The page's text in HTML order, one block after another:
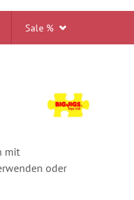
Sale %
mit
oder